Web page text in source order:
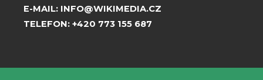
E-MAIL: INFO@WIKIMEDIA.CZ
TELEFON: +420 773 155 687